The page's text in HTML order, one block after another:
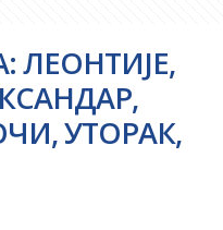
ЛЕОНТИЈЕ,
УТОРАК,